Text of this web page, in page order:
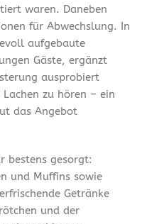
waren. Daneben
für Abwechslung. In
aufgebaute
Gäste, ergänzt
ausprobiert
zu hören – ein
das Angebot
bestens gesorgt:
und Muffins sowie
Getränke
und der